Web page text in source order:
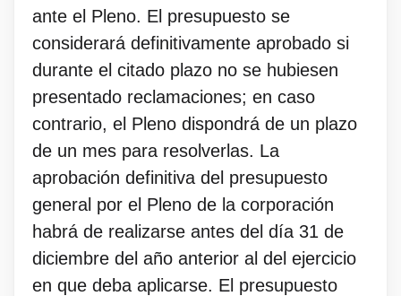
ante el Pleno. El presupuesto se
considerará definitivamente aprobado si
durante el citado plazo no se hubiesen
presentado reclamaciones; en caso
contrario, el Pleno dispondrá de un plazo
de un mes para resolverlas. La
aprobación definitiva del presupuesto
general por el Pleno de la corporación
habrá de realizarse antes del día 31 de
diciembre del año anterior al del ejercicio
en que deba aplicarse. El presupuesto